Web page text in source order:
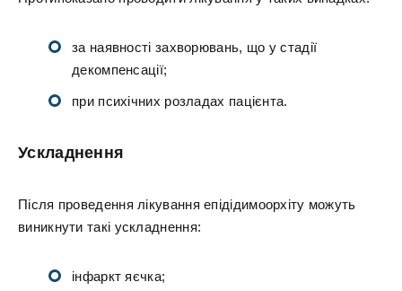
за наявності захворювань, що у стадії
декомпенсації;
при психічних розладах пацієнта.
Ускладнення
Після проведення лікування епідідимоорхіту можуть
виникнути такі ускладнення:
інфаркт яєчка;